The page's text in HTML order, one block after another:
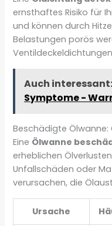
ernsthaftes Risiko für
und können durch
Belastungen porös
Auch interessant:
Symptome -
Beschädigte
Eine Ölwanne
erheblichen
Unfallschäden oder
verursachen, die
Ursache